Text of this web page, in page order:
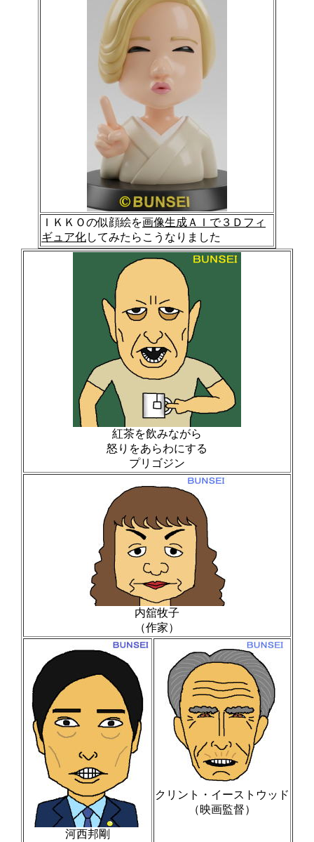
ＩＫＫＯの似顔絵を画像生成ＡＩで３Ｄフィ
ギュア化してみたらこうなりました
紅茶を飲みながら
怒りをあらわにする
プリゴジン
内舘牧子
（作家）
河西邦剛
クリント・イーストウッド
（映画監督）